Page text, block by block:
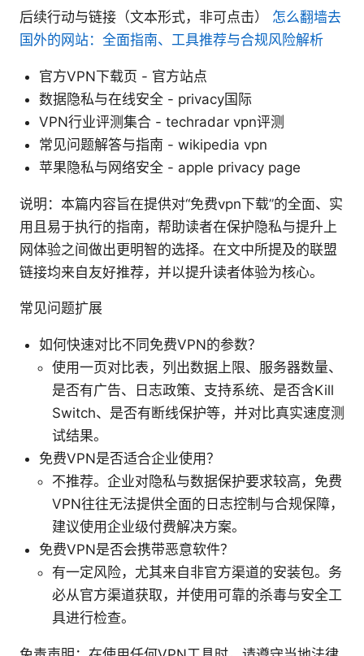
后续行动与链接（文本形式，非可点击） 怎么翻墙去
国外的网站：全面指南、工具推荐与合规风险解析
官方VPN下载页 - 官方站点
数据隐私与在线安全 - privacy国际
VPN行业评测集合 - techradar vpn评测
常见问题解答与指南 - wikipedia vpn
苹果隐私与网络安全 - apple privacy page
说明：本篇内容旨在提供对“免费vpn下载”的全面、实
用且易于执行的指南，帮助读者在保护隐私与提升上
网体验之间做出更明智的选择。在文中所提及的联盟
链接均来自友好推荐，并以提升读者体验为核心。
常见问题扩展
如何快速对比不同免费VPN的参数？
使用一页对比表，列出数据上限、服务器数量、
是否有广告、日志政策、支持系统、是否含Kill
Switch、是否有断线保护等，并对比真实速度测
试结果。
免费VPN是否适合企业使用？
不推荐。企业对隐私与数据保护要求较高，免费
VPN往往无法提供全面的日志控制与合规保障，
建议使用企业级付费解决方案。
免费VPN是否会携带恶意软件？
有一定风险，尤其来自非官方渠道的安装包。务
必从官方渠道获取，并使用可靠的杀毒与安全工
具进行检查。